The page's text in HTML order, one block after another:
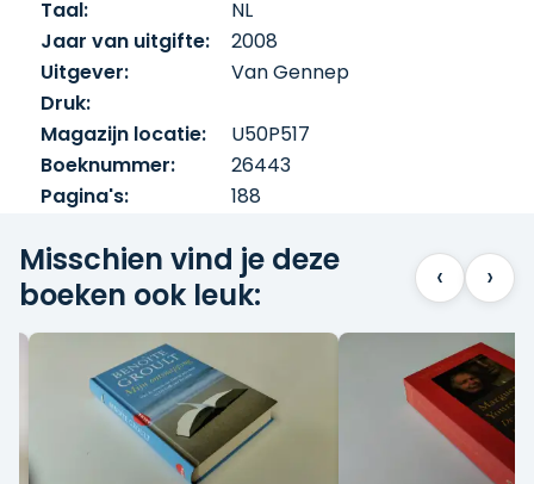
Taal:
NL
Jaar van uitgifte:
2008
Uitgever:
Van Gennep
Druk:
Magazijn locatie:
U50P517
Boeknummer:
26443
Pagina's:
188
Misschien vind je deze
boeken ook leuk:
‹ ›